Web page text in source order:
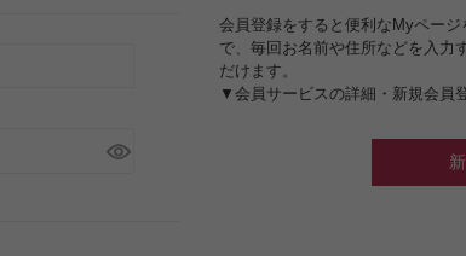
会員登録をすると便利なMyペー
で、毎回お名前や住所などを入力
だけます。
▼会員サービスの詳細・新規会員